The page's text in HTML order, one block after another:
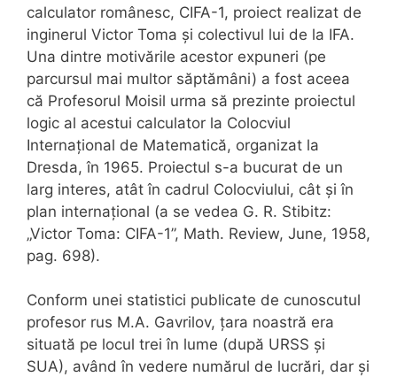
calculator românesc, CIFA-1, proiect realizat de
inginerul Victor Toma și colectivul lui de la IFA.
Una dintre motivările acestor expuneri (pe
parcursul mai multor săptămâni) a fost aceea
că Profesorul Moisil urma să prezinte proiectul
logic al acestui calculator la Colocviul
Internațional de Matematică, organizat la
Dresda, în 1965. Proiectul s-a bucurat de un
larg interes, atât în cadrul Colocviului, cât și în
plan internațional (a se vedea G. R. Stibitz:
„Victor Toma: CIFA-1”, Math. Review, June, 1958,
pag. 698).
Conform unei statistici publicate de cunoscutul
profesor rus M.A. Gavrilov, țara noastră era
situată pe locul trei în lume (după URSS și
SUA), având în vedere numărul de lucrări, dar și